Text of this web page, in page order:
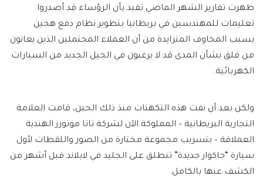
ظهرت تقارير الشهر الماضي تفيد بأن الرؤساء قد أصدروا
تعليمات للمهندسين في بريطانيا بتطوير نظام دفع هجين
بسبب المخاوف المتزايدة من أن العملاء المحتملين الذين يعانون
من قلق بشأن المدى قد لا يرغبون في الجيل الجديد من السيارات
الكهربائية.
ولكن بعد أن نفت هذه التكهنات منذ ذلك الحين، قامت العلامة
التجارية البريطانية – المملوكة الآن لشركة تاتا موتورز الهندية
العملاقة – بتسريب مجموعة مختارة من الصور واللقطات لأول
سيارة “جاكوار جديدة” تنطلق على الجليد في لابلاند قبل أشهر من
الكشف عنها بالكامل.